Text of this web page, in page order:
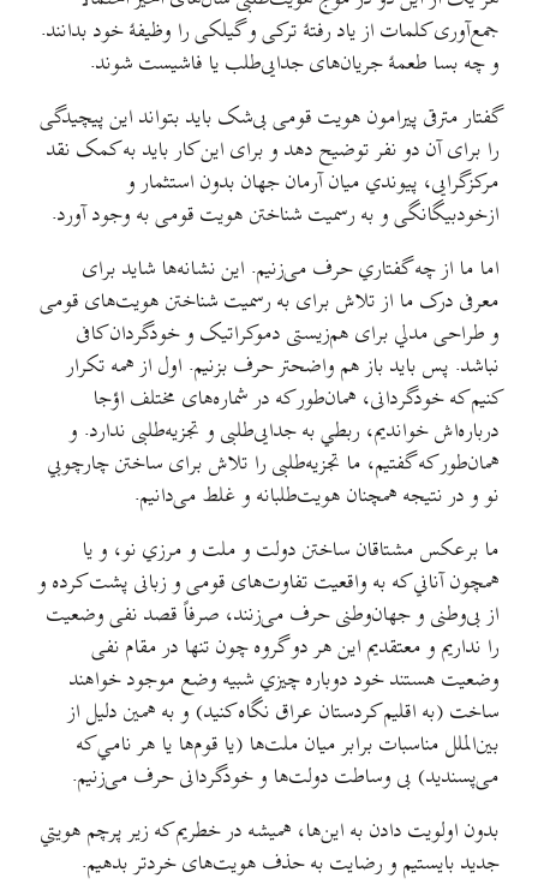
جمع‌آوری کلمات از یاد رفتهٔ ترکی و گیلکی را وظیفهٔ خود بدانند.
و چه بسا طعمهٔ جریان‌های جدایی‌طلب یا فاشیست شوند.
گفتار مترقی پیرامون هویت قومی بی‌شک باید بتواند این پیچیدگی
را برای آن دو نفر توضیح دهد و برای این کار باید به کمک نقد
مرکزگرایی، پیوندي میان آرمان جهان بدون استثمار و
ازخودبیگانگی و به رسمیت شناختن هویت قومی به وجود آورد.
اما ما از چه گفتاري حرف می‌زنیم. این نشانه‌ها شاید برای
معرفی درک ما از تلاش برای به رسمیت شناختن هویت‌های قومی
و طراحی مدلي برای هم‌زیستی دموکراتیک و خودگردان کافی
نباشد. پس باید باز هم واضحتر حرف بزنیم. اول از همه تکرار
کنیم که خودگردانی، همان‌طور که در شماره‌های مختلف اؤجا
درباره‌اش خواندیم، ربطي به جدایی‌طلبی و تجزیه‌طلبی ندارد. و
همان‌طور که گفتیم، ما تجزیه‌طلبی را تلاش برای ساختن چارچوبي
نو و در نتیجه همچنان هویت‌طلبانه و غلط می‌دانیم.
ما برعکس مشتاقان ساختن دولت و ملت و مرزي نو، و یا
همچون آناني که به واقعیت تفاوت‌های قومی و زبانی پشت کرده و
از بی‌وطنی و جهان‌وطنی حرف می‌زنند، صرفاً قصد نفی وضعیت
را نداریم و معتقدیم این هر دو گروه چون تنها در مقام نفی
وضعیت هستند خود دوباره چیزي شبیه وضع موجود خواهند
ساخت (به اقلیم کردستان عراق نگاه کنید) و به همین دلیل از
بین‌الملل مناسبات برابر میان ملت‌ها (یا قوم‌ها یا هر نامي که
می‌پسندید) بی وساطت دولت‌ها و خودگردانی حرف می‌زنیم.
بدون اولویت دادن به این‌ها، همیشه در خطریم که زیر پرچم هویتي
جدید بایستیم و رضایت به حذف هویت‌های خردتر بدهیم.